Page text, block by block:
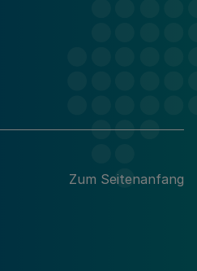
Zum Seitenanfang